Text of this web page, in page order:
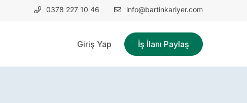
0378 227 10 46 info@bartinkariyer.com
Giriş Yap İş İlanı Paylaş